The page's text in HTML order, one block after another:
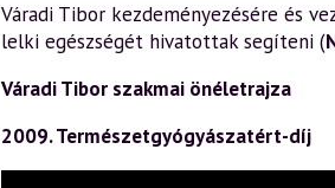
Váradi Tibor kezdeményezésére és
lelki egészségét hivatottak segíteni (
Váradi Tibor szakmai önéletrajza
2009. Természetgyógyászatért-díj